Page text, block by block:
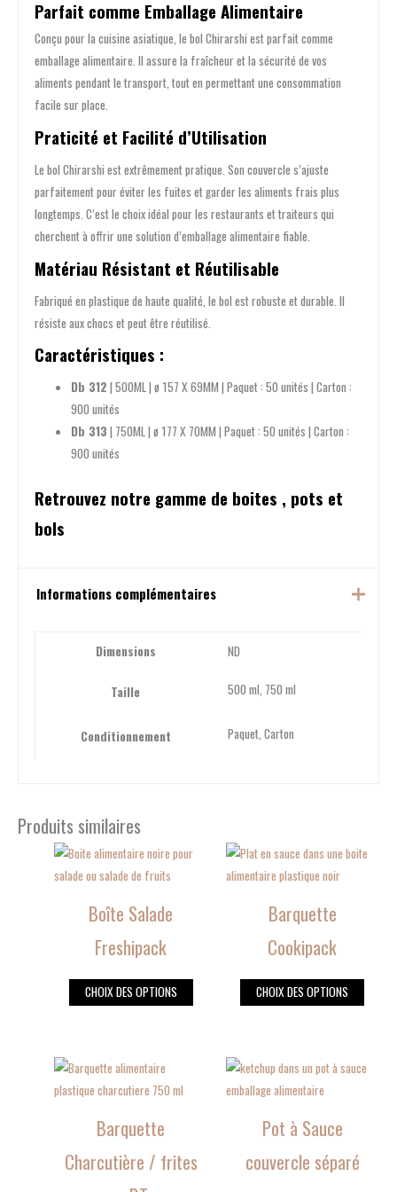
Parfait comme Emballage Alimentaire
Conçu pour la cuisine asiatique, le bol Chirarshi est parfait comme
emballage alimentaire. Il assure la fraîcheur et la sécurité de vos
aliments pendant le transport, tout en permettant une consommation
facile sur place.
Praticité et Facilité d’Utilisation
Le bol Chirarshi est extrêmement pratique. Son couvercle s’ajuste
parfaitement pour éviter les fuites et garder les aliments frais plus
longtemps. C’est le choix idéal pour les restaurants et traiteurs qui
cherchent à offrir une solution d’emballage alimentaire fiable.
Matériau Résistant et Réutilisable
Fabriqué en plastique de haute qualité, le bol est robuste et durable. Il
résiste aux chocs et peut être réutilisé.
Caractéristiques :
Db 312 | 500ML | ø 157 X 69MM | Paquet : 50 unités | Carton :
900 unités
Db 313 | 750ML | ø 177 X 70MM | Paquet : 50 unités | Carton :
900 unités
Retrouvez notre gamme de boites , pots et
bols
Informations complémentaires
Dimensions ND
Taille 500 ml, 750 ml
Conditionnement Paquet, Carton
Produits similaires
Boîte Salade
Freshipack
CHOIX DES OPTIONS
Ce
produit
plusieurs
variations.
options
peuvent
sur
la
produit
Barquette
Cookipack
CHOIX DES OPTIONS
Ce
produit
plusieurs
variations.
options
peuvent
sur
la
produit
Barquette
Charcutière / frites
Ce
produit
plusieurs
variations.
Pot à Sauce
couvercle séparé
Ce
produit
plusieurs
variations.